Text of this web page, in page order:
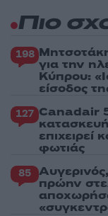
Πιο
198
για την
Κύπρου:
είσοδος
127 Canadair
επιχειρεί
φωτιάς
85
πρώην